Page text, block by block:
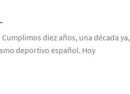
diez años, una década ya,
deportivo español. Hoy